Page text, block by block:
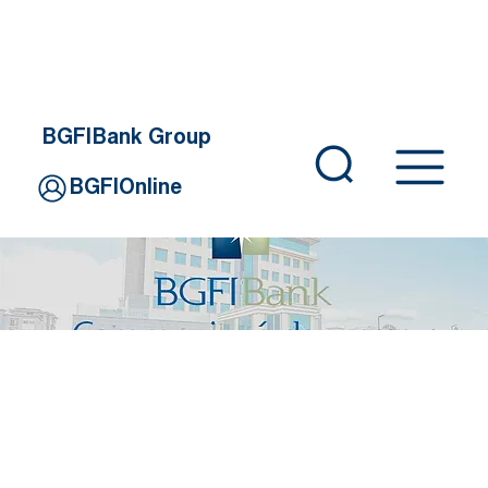
BGFIBank Group
BGFIOnline